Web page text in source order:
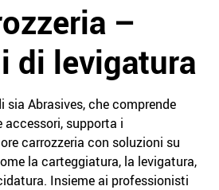
–
di levigatura
Abrasives, che comprende
supporta i
carrozzeria con soluzioni su
la carteggiatura, la levigatura,
Insieme ai professionisti